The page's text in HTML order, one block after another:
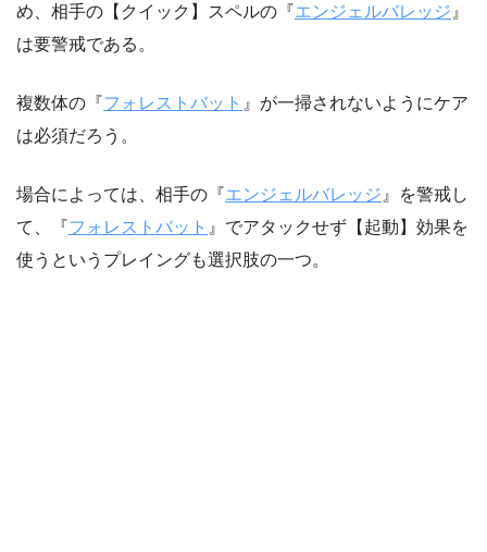
め、相手の【クイック】スペルの『エンジェルバレッジ 』
は要警戒である。
複数体の『フォレストバット 』が一掃されないようにケア
は必須だろう。
場合によっては、相手の『エンジェルバレッジ 』を警戒し
て、『フォレストバット 』でアタックせず【起動】効果を
使うというプレイングも選択肢の一つ。